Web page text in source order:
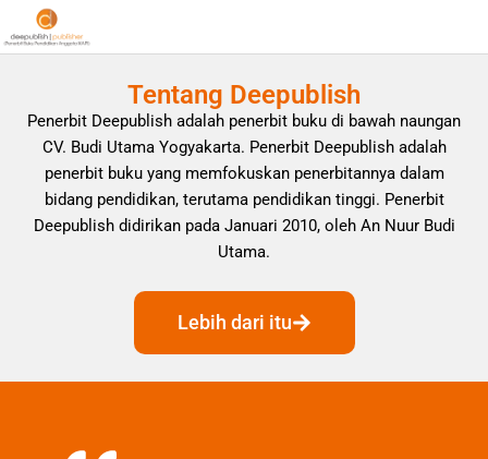
Tentang Deepublish
Penerbit Deepublish adalah penerbit buku di bawah naungan
CV. Budi Utama Yogyakarta. Penerbit Deepublish adalah
penerbit buku yang memfokuskan penerbitannya dalam
bidang pendidikan, terutama pendidikan tinggi. Penerbit
Deepublish didirikan pada Januari 2010, oleh An Nuur Budi
Utama.
Lebih dari itu